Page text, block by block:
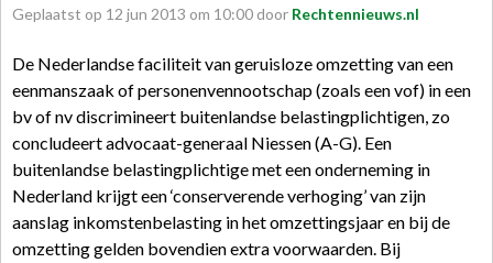
Geplaatst op 12 jun 2013 om 10:00 door Rechtennieuws.nl
De Nederlandse faciliteit van geruisloze omzetting van een
eenmanszaak of personenvennootschap (zoals een vof) in een
bv of nv discrimineert buitenlandse belastingplichtigen, zo
concludeert advocaat-generaal Niessen (A-G). Een
buitenlandse belastingplichtige met een onderneming in
Nederland krijgt een ‘conserverende verhoging’ van zijn
aanslag inkomstenbelasting in het omzettingsjaar en bij de
omzetting gelden bovendien extra voorwaarden. Bij